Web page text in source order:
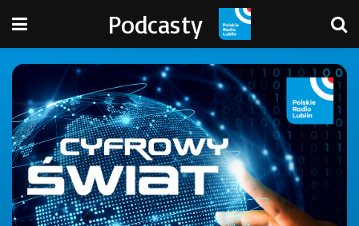
Podcasty